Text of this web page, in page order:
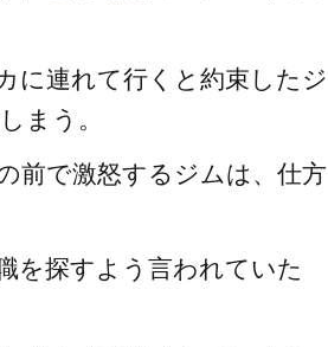
に連れて行くと約束したジ
まう。
前で激怒するジムは、仕方
を探すよう言われていた